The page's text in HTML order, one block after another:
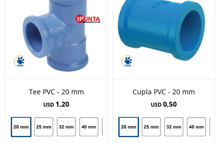
Tee PVC - 20 mm
USD 1,20
Cupla PVC - 20 mm
USD 0,50